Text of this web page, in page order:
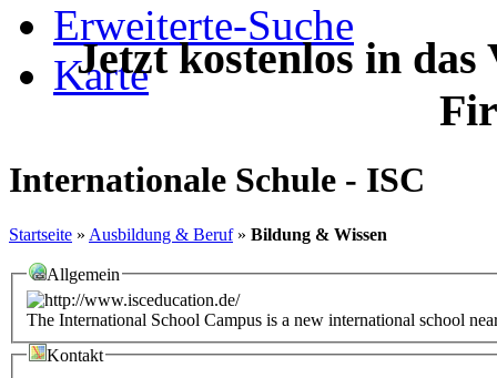
Erweiterte-Suche
Karte
Jetzt kostenlos in
Internationale Schule - ISC
Startseite » Ausbildung & Beruf» Bildung & Wissen
Allgemein
The International School Campus is a new international school
Kontakt